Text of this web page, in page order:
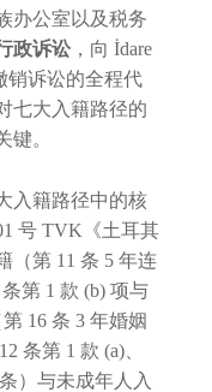
办公室以及税务
政诉讼 ，向 İdare
销诉讼的全程代
七大入籍路径的
键。
入籍路径中的核
号 TVK《土耳其
（第 11 条 5 年连
第 1 款 (b) 项与
16 条 3 年婚姻
条第 1 款 (a)、
）与未成年人入